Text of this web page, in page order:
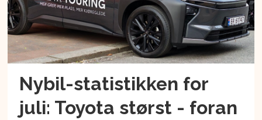
Nybil-statistikken for
juli: Toyota størst - foran